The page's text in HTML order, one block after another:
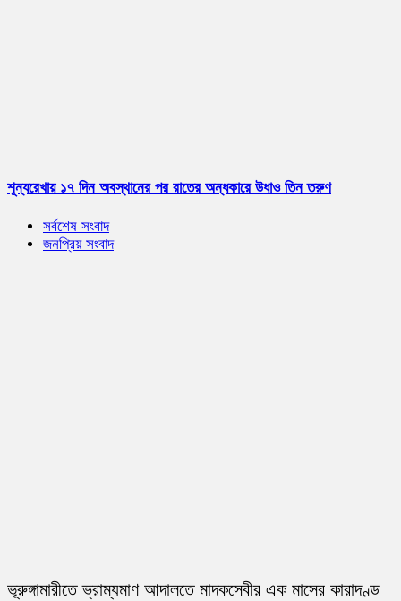
শূন্যরেখায় ১৭ দিন অবস্থানের পর রাতের অন্ধকারে উধাও তিন তরুণ
সর্বশেষ সংবাদ
জনপ্রিয় সংবাদ
ভূরুঙ্গামারীতে ভ্রাম্যমাণ আদালতে মাদকসেবীর এক মাসের কারাদণ্ড